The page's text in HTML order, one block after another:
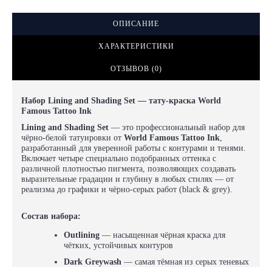
ОПИСАНИЕ
ХАРАКТЕРИСТИКИ
ОТЗЫВОВ (0)
Набор Lining and Shading Set — тату-краска World
Famous Tattoo Ink
Lining and Shading Set — это профессиональный набор для
чёрно-белой татуировки от World Famous Tattoo Ink,
разработанный для уверенной работы с контурами и тенями.
Включает четыре специально подобранных оттенка с
различной плотностью пигмента, позволяющих создавать
выразительные градации и глубину в любых стилях — от
реализма до графики и чёрно-серых работ (black & grey).
Состав набора:
Outlining — насыщенная чёрная краска для
чётких, устойчивых контуров
Dark Greywash — самая тёмная из серых теневых